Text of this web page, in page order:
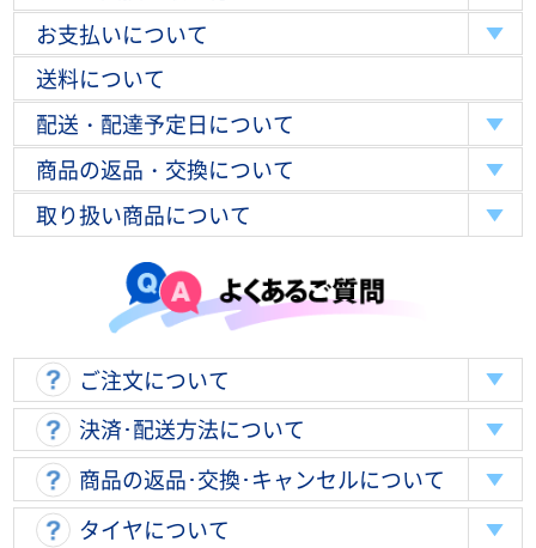
お支払いについて
送料について
配送・配達予定日について
商品の返品・交換について
取り扱い商品について
ご注文について
決済･配送方法について
商品の返品･交換･キャンセルについて
タイヤについて